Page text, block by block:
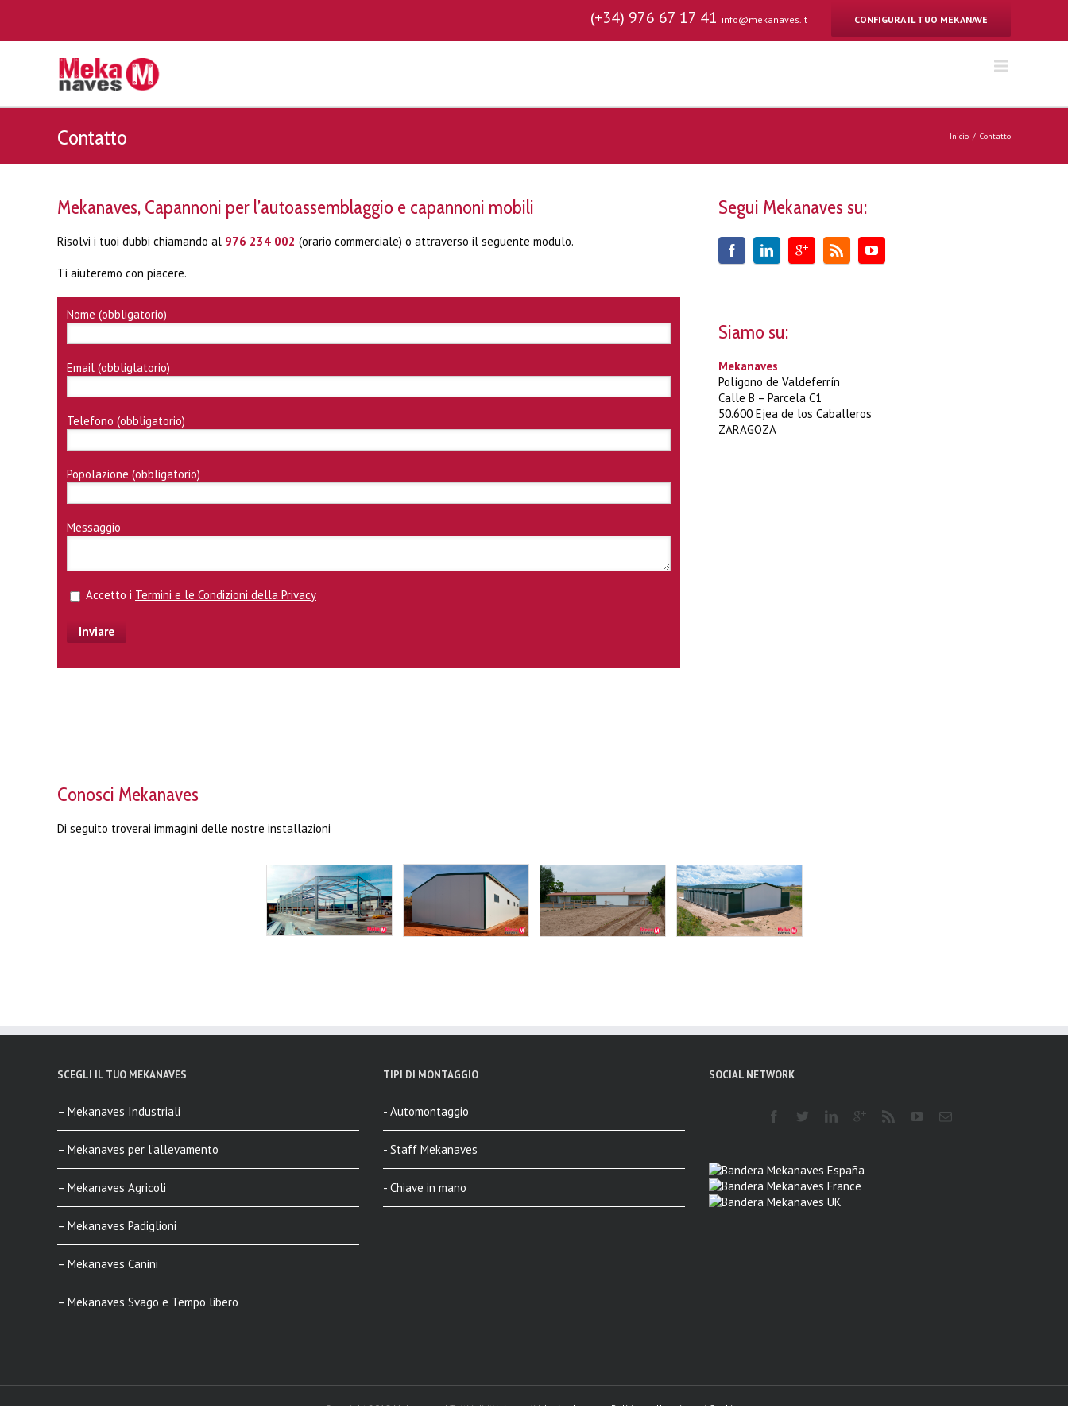
(+34) 976 67 17 41 info@mekanaves.it CONFIGURA IL TUO MEKANAVE
Contatto Inicio Contatto
Mekanaves, Capannoni per l’autoassemblaggio e capannoni mobili
Risolvi i tuoi dubbi chiamando al 976 234 002 (orario commerciale) o attraverso il seguente modulo.
Ti aiuteremo con piacere.
Nome (obbligatorio)
Email (obbliglatorio)
Telefono (obbligatorio)
Popolazione (obbligatorio)
Messaggio
Accetto i Termini e le Condizioni della Privacy
Segui Mekanaves su:
Siamo su:
Mekanaves
Polígono de Valdeferrín
Calle B – Parcela C1
50.600 Ejea de los Caballeros
ZARAGOZA
Conosci Mekanaves
Di seguito troverai immagini delle nostre installazioni
SCEGLI IL TUO MEKANAVES
– Mekanaves Industriali
– Mekanaves per l’allevamento
– Mekanaves Agricoli
– Mekanaves Padiglioni
– Mekanaves Canini
– Mekanaves Svago e Tempo libero
TIPI DI MONTAGGIO
- Automontaggio
- Staff Mekanaves
- Chiave in mano
SOCIAL NETWORK
Mekanaves España
Mekanaves France
Mekanaves UK
Copyright 2018 Mekanaves | Tutti i diritti riservati |Avviso legaleyPolitica sulla privacy|Cookies